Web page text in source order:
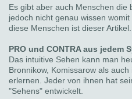
Es gibt aber auch Menschen die
jedoch nicht genau wissen
diese Menschen ist dieser Artikel.
PRO und CONTRA aus jedem
Das intuitive Sehen kann man
Bronnikow, Komissarow als
erlernen. Jeder von ihnen hat
"Sehens" entwickelt.